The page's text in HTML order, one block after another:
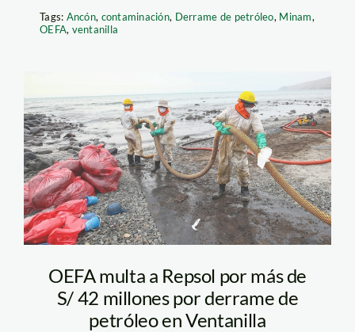
Tags: Ancón, contaminación, Derrame de petróleo, Minam,
OEFA, ventanilla
MINAM REPORTE
REPSOL 2 MESES
OEFA multa a Repsol por más de
S/ 42 millones por derrame de
petróleo en Ventanilla